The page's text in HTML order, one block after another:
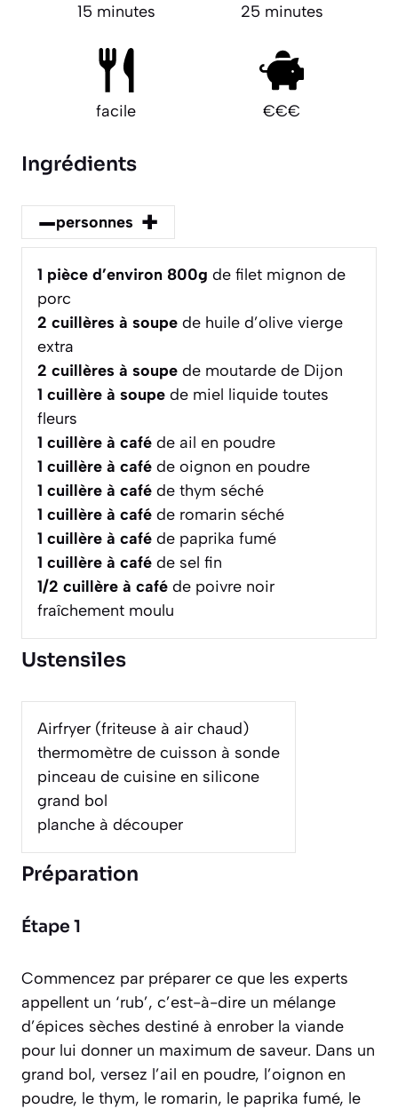
15 minutes 25 minutes
facile €€€
Ingrédients
–personnes +
1 pièce d’environ 800g de filet mignon de
porc
2 cuillères à soupe de huile d’olive vierge
extra
2 cuillères à soupe de moutarde de Dijon
1 cuillère à soupe de miel liquide toutes
fleurs
1 cuillère à café de ail en poudre
1 cuillère à café de oignon en poudre
1 cuillère à café de thym séché
1 cuillère à café de romarin séché
1 cuillère à café de paprika fumé
1 cuillère à café de sel fin
1/2 cuillère à café de poivre noir
fraîchement moulu
Ustensiles
Airfryer (friteuse à air chaud)
thermomètre de cuisson à sonde
pinceau de cuisine en silicone
grand bol
planche à découper
Préparation
Étape 1
Commencez par préparer ce que les experts
appellent un ‘rub’, c’est-à-dire un mélange
d’épices sèches destiné à enrober la viande
pour lui donner un maximum de saveur. Dans un
grand bol, versez l’ail en poudre, l’oignon en
poudre, le thym, le romarin, le paprika fumé, le